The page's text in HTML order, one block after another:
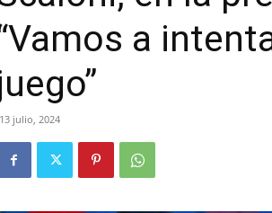
a
13 julio, 2024